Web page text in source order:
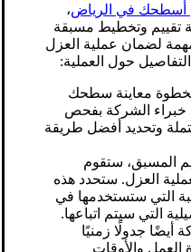
أسطحك في الرياض،
تقييم وتخطيط مسبقة
لضمان عملية العزل
حول العملية:
معاينة سطحك
خبراء الشركة بفحص
وتحديد أفضل طريقة
المسبق، ستقوم
العزل. ستحدد هذه
التي ستستخدمها في
التي سيتم اتباعها.
أيضًا جدولًا زمنيًا
العمل والأوقات